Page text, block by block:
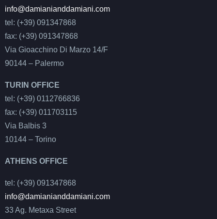
info@damianianddamiani.com
tel: (+39) 091347868
fax: (+39) 091347868
Via Gioacchino Di Marzo 14/F
90144 – Palermo
TURIN OFFICE
tel: (+39) 0112766836
fax: (+39) 011703115
Via Balbis 3
10144 – Torino
ATHENS OFFICE
tel: (+39) 091347868
info@damianianddamiani.com
33 Ag. Metaxa Street